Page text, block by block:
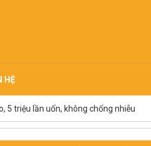
HỆ
5 triệu lần uốn, không chống nhiễu